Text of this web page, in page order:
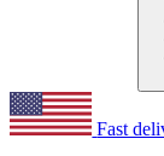
Fast